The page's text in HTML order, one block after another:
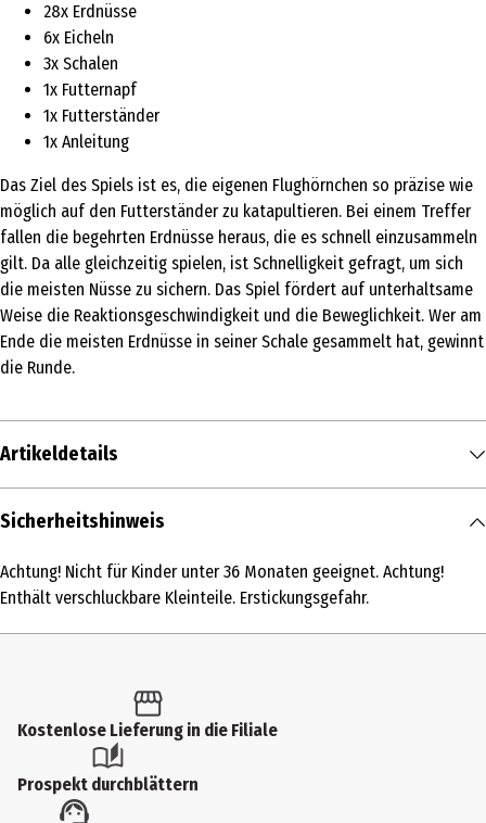
28x Erdnüsse
6x Eicheln
3x Schalen
1x Futternapf
1x Futterständer
1x Anleitung
Das Ziel des Spiels ist es, die eigenen Flughörnchen so präzise wie
möglich auf den Futterständer zu katapultieren. Bei einem Treffer
fallen die begehrten Erdnüsse heraus, die es schnell einzusammeln
gilt. Da alle gleichzeitig spielen, ist Schnelligkeit gefragt, um sich
die meisten Nüsse zu sichern. Das Spiel fördert auf unterhaltsame
Weise die Reaktionsgeschwindigkeit und die Beweglichkeit. Wer am
Ende die meisten Erdnüsse in seiner Schale gesammelt hat, gewinnt
die Runde.
Artikeldetails
Inhalt
Produkttyp
Artikelnummer des Herstellers
Hersteller
Sicherheitshinweis
Achtung! Nicht für Kinder unter 36 Monaten geeignet. Achtung!
Enthält verschluckbare Kleinteile. Erstickungsgefahr.
Kostenlose Lieferung in die Filiale
Prospekt durchblättern